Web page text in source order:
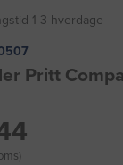
1-3 hverdage
Pritt